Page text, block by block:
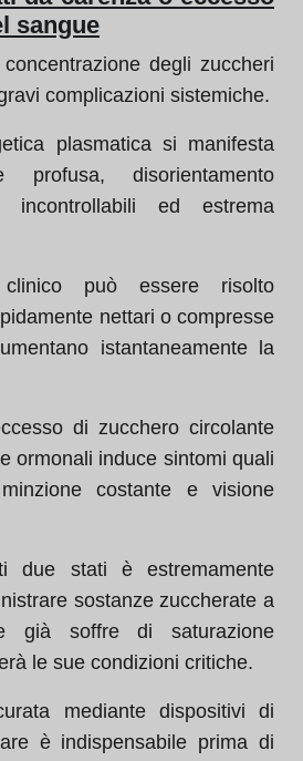
sangue
degli zuccheri
complicazioni sistemiche.
plasmatica si manifesta
profusa, disorientamento
incontrollabili ed estrema
può essere risolto
nettari o compresse
istantaneamente la
di zucchero circolante
ormonali induce sintomi quali
costante e visione
due stati è estremamente
sostanze zuccherate a
già soffre di saturazione
le sue condizioni critiche.
mediante dispositivi di
è indispensabile prima di